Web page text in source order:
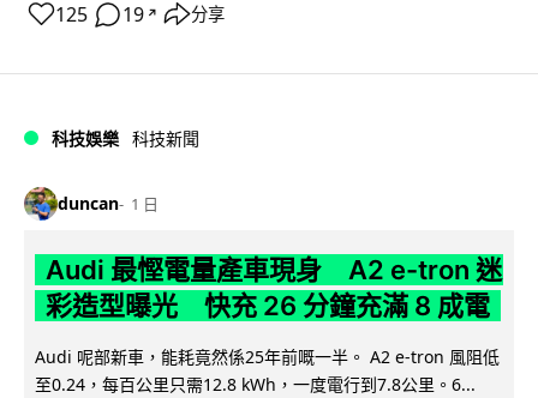
125 19 ↗ 分享
科技娛樂 科技新聞
duncan 1 日
Audi 最慳電量產車現身 A2 e-tron 迷
彩造型曝光 快充 26 分鐘充滿 8 成電
Audi 呢部新車，能耗竟然係25年前嘅一半。 A2 e-tron 風阻低
至0.24，每百公里只需12.8 kWh，一度電行到7.8公里。6...